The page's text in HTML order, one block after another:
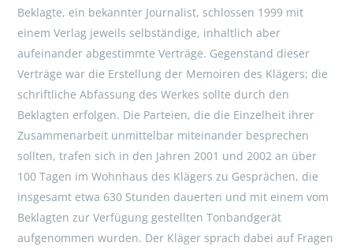
Beklagte, ein bekannter Journalist, schlossen 1999 mit
einem Verlag jeweils selbständige, inhaltlich aber
aufeinander abgestimmte Verträge. Gegenstand dieser
Verträge war die Erstellung der Memoiren des Klägers; die
schriftliche Abfassung des Werkes sollte durch den
Beklagten erfolgen. Die Parteien, die die Einzelheit ihrer
Zusammenarbeit unmittelbar miteinander besprechen
sollten, trafen sich in den Jahren 2001 und 2002 an über
100 Tagen im Wohnhaus des Klägers zu Gesprächen, die
insgesamt etwa 630 Stunden dauerten und mit einem vom
Beklagten zur Verfügung gestellten Tonbandgerät
aufgenommen wurden. Der Kläger sprach dabei auf Fragen